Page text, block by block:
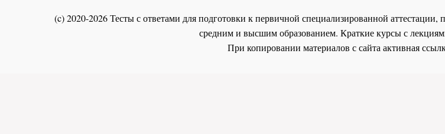
(c) 2020-2026 Тесты с ответами для подготовки к первичной специализированной
средним и высшим образованием. Краткие курсы с
При копировании материалов с сайта активная